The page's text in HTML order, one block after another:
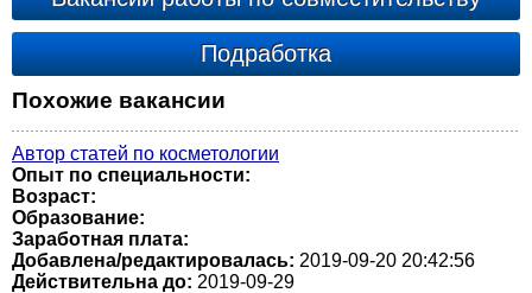
Подработка
Похожие вакансии
Автор статей по косметологии
Опыт по специальности:
Возраст:
Образование:
Заработная плата:
Добавлена/редактировалась: 2019-09-20 20:42:56
Действительна до: 2019-09-29